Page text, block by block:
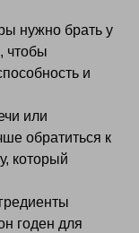
нужно брать у
чтобы
и
или
обратиться к
который
годен для